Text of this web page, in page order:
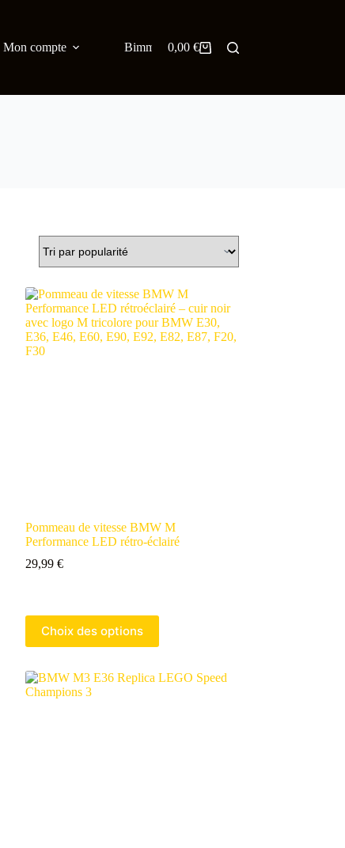
Mon compte Bimmer Blog English
0,00 €
Pommeau de vitesse BMW M
Performance LED rétro-éclairé
29,99 €
Choix des options